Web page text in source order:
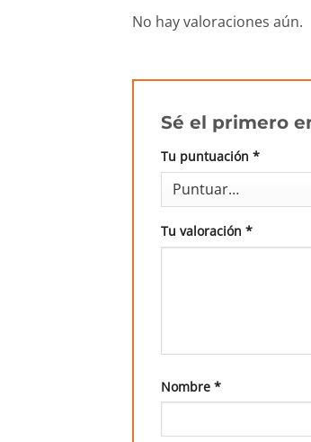
No hay valoraciones aún.
Sé el primero
Tu puntuación *
Tu valoración *
Nombre *